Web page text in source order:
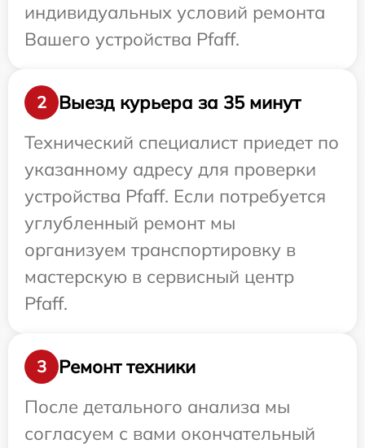
индивидуальных условий ремонта
Вашего устройства Pfaff.
2
Выезд курьера за 35 минут
Технический специалист приедет по
указанному адресу для проверки
устройства Pfaff. Если потребуется
углубленный ремонт мы
организуем транспортировку в
мастерскую в сервисный центр
Pfaff.
3
Ремонт техники
После детального анализа мы
согласуем с вами окончательный